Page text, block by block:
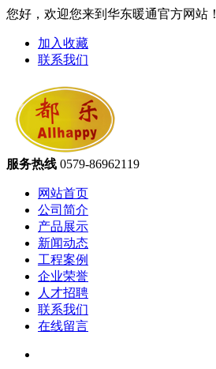
您好，欢迎您来到华东暖通官方网站！
加入收藏
联系我们
服务热线 0579-86962119
网站首页
公司简介
产品展示
新闻动态
工程案例
企业荣誉
人才招聘
联系我们
在线留言